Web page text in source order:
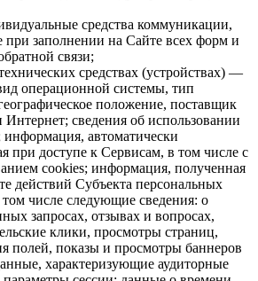
средства коммуникации,
при заполнении на Сайте всех форм и
связи;
средствах (устройствах) —
операционной системы, тип
положение, поставщик
Интернет; сведения об использовании
информация, автоматически
при доступе к Сервисам, в том числе с
cookies; информация, полученная
действий Субъекта персональных
числе следующие сведения: о
запросах, отзывах и вопросах,
клики, просмотры страниц,
полей, показы и просмотры баннеров
характеризующие аудиторные